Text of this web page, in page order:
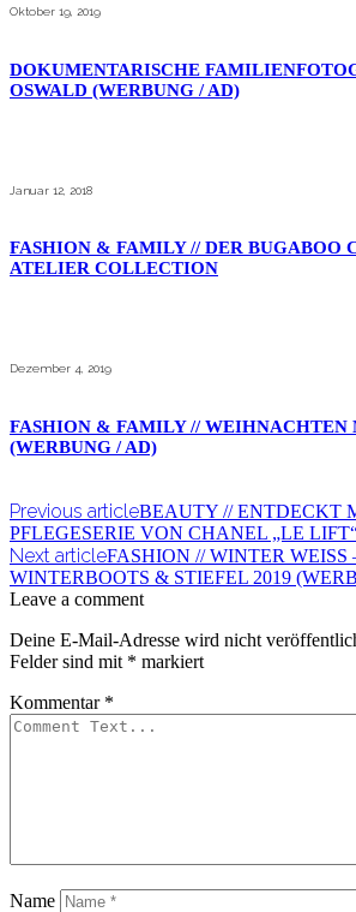
Oktober 19, 2019
DOKUMENTARISCHE
OSWALD (WERBUNG / AD)
Januar 12, 2018
FASHION & FAMILY // DER BUGABOO
ATELIER COLLECTION
Dezember 4, 2019
FASHION & FAMILY // WEIHNACHTEN
(WERBUNG / AD)
Previous articleBEAUTY // ENTDECKT
PFLEGESERIE VON CHANEL „LE
Next articleFASHION // WINTER WEISS
WINTERBOOTS & STIEFEL 2019
Leave a comment
Deine E-Mail-Adresse wird nicht
Felder sind mit * markiert
Kommentar *
Name